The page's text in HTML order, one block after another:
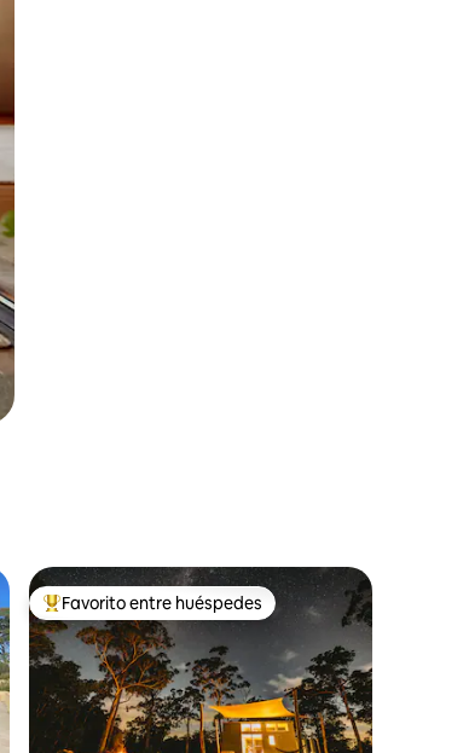
y deslizando la pantalla.
De los mejores en Favorito entre huéspedes
Favorito entre huéspedes